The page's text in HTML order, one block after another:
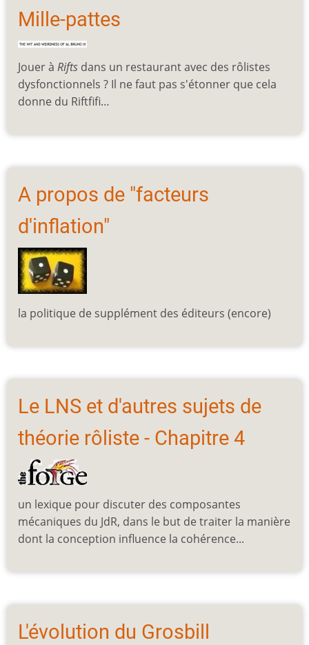
Mille-pattes
Jouer à Rifts dans un restaurant avec des rôlistes
dysfonctionnels ? Il ne faut pas s'étonner que cela
donne du Riftfifi…
A propos de "facteurs
d'inflation"
la politique de supplément des éditeurs (encore)
Le LNS et d'autres sujets de
théorie rôliste - Chapitre 4
un lexique pour discuter des composantes
mécaniques du JdR, dans le but de traiter la manière
dont la conception influence la cohérence...
L'évolution du Grosbill